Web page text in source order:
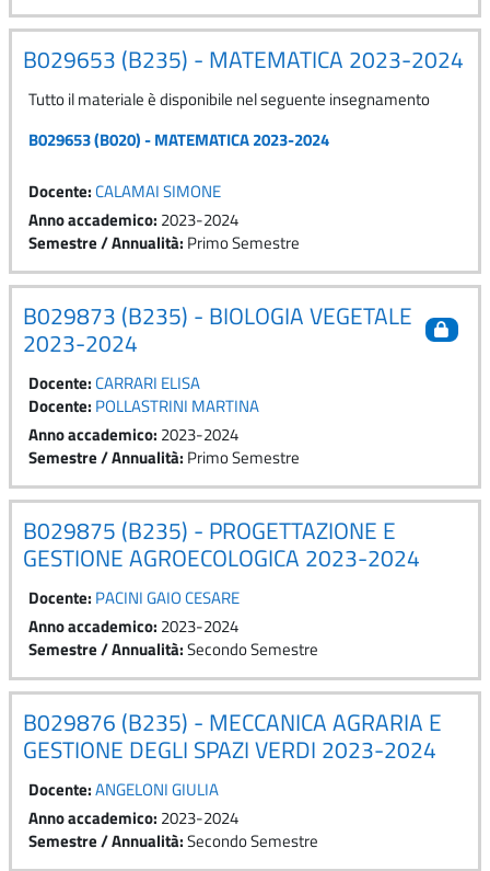
B029653 (B235) - MATEMATICA 2023-2024
Tutto il materiale è disponibile nel seguente insegnamento
B029653 (B020) - MATEMATICA 2023-2024
Docente:CALAMAI SIMONE
Anno accademico: 2023-2024
Semestre / Annualità: Primo Semestre
B029873 (B235) - BIOLOGIA VEGETALE
2023-2024
Docente:CARRARI ELISA
Docente: POLLASTRINI MARTINA
Anno accademico: 2023-2024
Semestre / Annualità: Primo Semestre
B029875 (B235) - PROGETTAZIONE E
GESTIONE AGROECOLOGICA 2023-2024
Docente: PACINI GAIO CESARE
Anno accademico: 2023-2024
Semestre / Annualità:Secondo Semestre
B029876 (B235) - MECCANICA AGRARIA E
GESTIONE DEGLI SPAZI VERDI 2023-2024
Docente:ANGELONI GIULIA
Anno accademico: 2023-2024
Semestre / Annualità:Secondo Semestre